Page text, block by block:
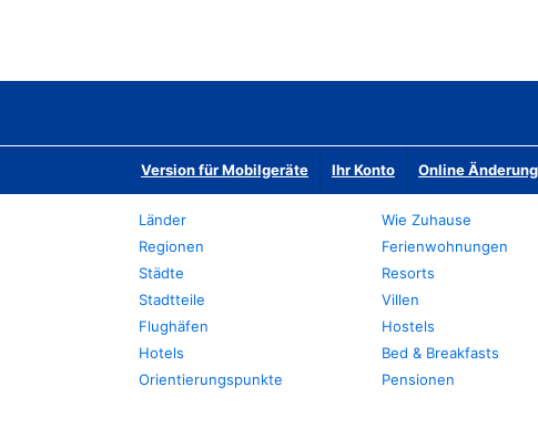
Version für Mobilgeräte Ihr Konto Online
Länder
Regionen
Städte
Stadtteile
Flughäfen
Hotels
Orientierungspunkte
Wie Zuhause
Ferienwohnungen
Resorts
Villen
Hostels
Bed & Breakfasts
Pensionen